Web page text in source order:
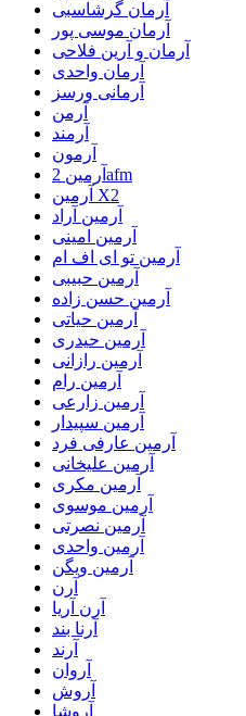
آرمان گرشاسبی
آرمان موسی پور
آرمان و آرین فلاحی
آرمان واحدی
آرمانی ورسز
آرمن
آرمند
آرمون
آرمین 2afm
آرمین X2
آرمین آراد
آرمین امینی
آرمین تو ای اف ام
آرمین حبیبی
آرمین حسن زاده
آرمین حیاتی
آرمین حیدری
آرمین رازانی
آرمین رام
آرمین زارعی
آرمین سپیدار
آرمین عارفی فرد
آرمین علیخانی
آرمین مکری
آرمین موسوی
آرمین نصرتی
آرمین واحدی
آرمین ویگن
آرن
آرن آریا
آرنا بند
آرند
آروان
آروش
آروشا